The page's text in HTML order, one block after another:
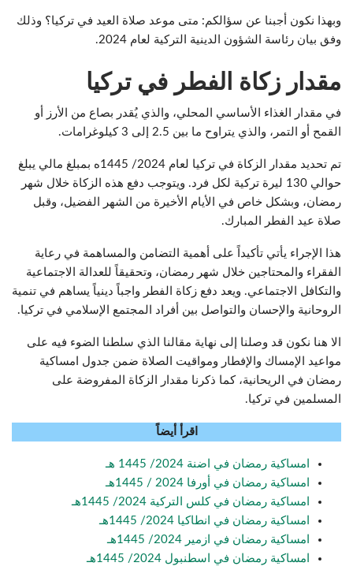
وبهذا نكون أجبنا عن سؤالكم: متى موعد صلاة العيد في تركيا؟ وذلك
وفق بيان رئاسة الشؤون الدينية التركية لعام 2024.
مقدار زكاة الفطر في تركيا
في مقدار الغذاء الأساسي المحلي، والذي يُقدر بصاع من الأرز أو
القمح أو التمر، والذي يتراوح ما بين 2.5 إلى 3 كيلوغرامات.
تم تحديد مقدار الزكاة في تركيا لعام 2024/ 1445ه بمبلغ مالي يبلغ
حوالي 130 ليرة تركية لكل فرد. ويتوجب دفع هذه الزكاة خلال شهر
رمضان، وبشكل خاص في الأيام الأخيرة من الشهر الفضيل، وقبل
صلاة عيد الفطر المبارك.
هذا الإجراء يأتي تأكيداً على أهمية التضامن والمساهمة في رعاية
الفقراء والمحتاجين خلال شهر رمضان، وتحقيقاً للعدالة الاجتماعية
والتكافل الاجتماعي. ويعد دفع زكاة الفطر واجباً دينياً يساهم في تنمية
الروحانية والإحسان والتواصل بين أفراد المجتمع الإسلامي في تركيا.
الا هنا نكون قد وصلنا إلى نهاية مقالنا الذي سلطنا الضوء فيه على
مواعيد الإمساك والإفطار ومواقيت الصلاة ضمن جدول امساكية
رمضان في الريحانية، كما ذكرنا مقدار الزكاة المفروضة على
المسلمين في تركيا.
اقرأ أيضاً
امساكية رمضان في اضنة 2024/ 1445 هـ
امساكية رمضان في أورفا 2024 / 1445هـ
امساكية رمضان في كلس التركية 2024/ 1445هـ
امساكية رمضان في انطاكيا 2024/ 1445هـ
امساكية رمضان في ازمير 2024/ 1445هـ
امساكية رمضان في اسطنبول 2024/ 1445هـ